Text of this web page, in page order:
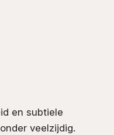
en subtiele
veelzijdig.